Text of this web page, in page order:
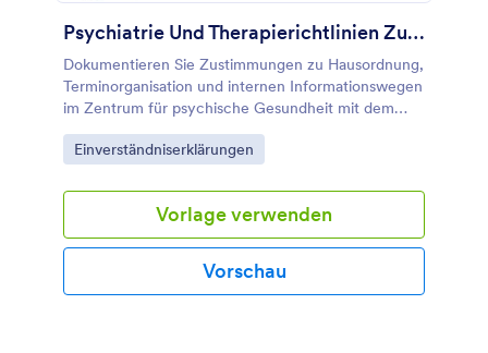
Psychiatrie Und Therapierichtlinien Zustimmungserklärung
Dokumentieren Sie Zustimmungen zu Hausordnung,
Terminorganisation und internen Informationswegen
im Zentrum für psychische Gesundheit mit dem
Einverständniserklärung-Formular von Jotform für
klare Abläufe und verlässliche Datenerfassung.
Go to Category:
Einverständniserklärungen
Vorlage verwenden
Vorschau